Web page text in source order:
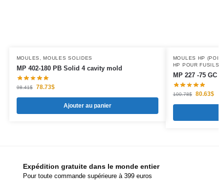
MOULES ,MOULES SOLIDES
MP 402-180 PB Solid 4 cavity mold
98.41$ 78.73$
Ajouter au panier
MOULES HP
HP POUR FUSILS
MP 227 -75
100.78$ 80.63$
Expédition gratuite dans le monde entier
Pour toute commande supérieure à 399 euros